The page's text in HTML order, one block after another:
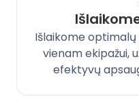
Išlaikome
vienam ekipažui,
efektyvų